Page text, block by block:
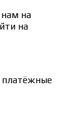
на
на
платёжные